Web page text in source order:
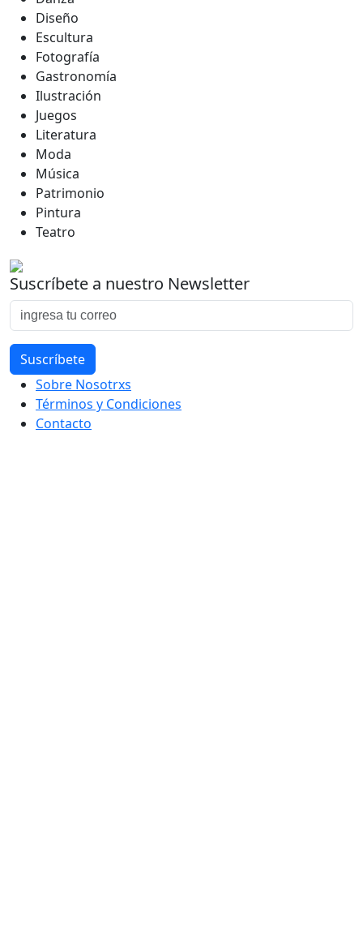
Diseño
Escultura
Fotografía
Gastronomía
Ilustración
Juegos
Literatura
Moda
Música
Patrimonio
Pintura
Teatro
Suscríbete a nuestro Newsletter
Sobre Nosotrxs
Términos y Condiciones
Contacto